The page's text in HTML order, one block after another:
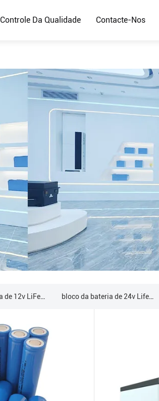
Controle Da Qualidade Contacte-Nos
bloco da bateria de 12v LiFePO4 bloco da bateria de 24v Lifepo4